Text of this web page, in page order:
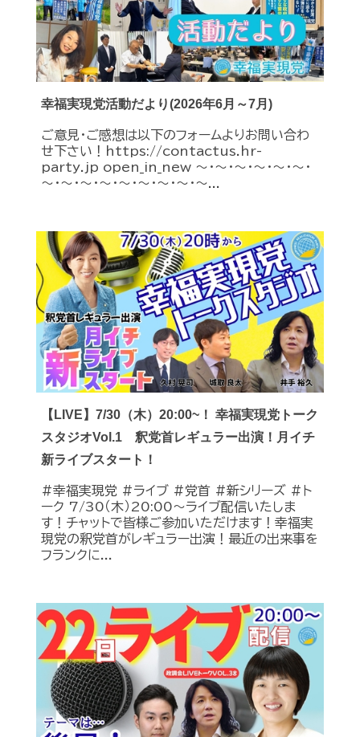
幸福実現党活動だより(2026年6月～7月)
ご意見・ご感想は以下のフォームよりお問い合わ
せ下さい！https://contactus.hr-
party.jp open_in_new ～・～・～・～・～・～・
～・～・～・～・～・～・～・～・～...
【LIVE】7/30（木）20:00~！ 幸福実現党トーク
スタジオVol.1 釈党首レギュラー出演！月イチ
新ライブスタート！
#幸福実現党 #ライブ #党首 #新シリーズ #ト
ーク 7/30（木）20:00～ライブ配信いたしま
す！チャットで皆様ご参加いただけます！幸福実
現党の釈党首がレギュラー出演！最近の出来事を
フランクに...